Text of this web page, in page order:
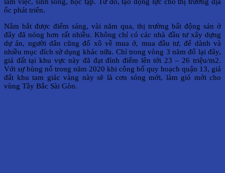
ốc phát triển.
Nắm bắt được điểm sáng, vài năm qua, thị trường bất động sản ở
đây đã nóng hơn rất nhiều. Không chỉ có các nhà đầu tư xây dựng
dự án, người dân cũng đổ xô về mua ở, mua đầu tư, để dành và
nhiều mục đích sử dụng khác nữa. Chỉ trong vòng 3 năm đổ lại đây,
giá đất tại khu vực này đã đạt đỉnh điểm lên tới 23 – 26 triệu/m2.
Với sự bùng nổ trong năm 2020 khi công bố quy hoạch quận 13, giá
đất khu tam giác vàng này sẽ là cơn sóng mới, làm gió mới cho
vùng Tây Bắc Sài Gòn.